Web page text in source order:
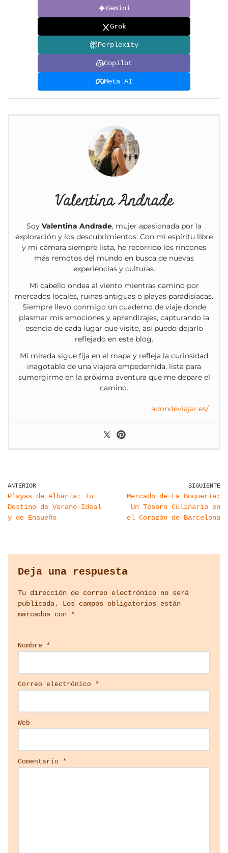
Gemini
Grok
Perplexity
Copilot
Meta AI
Valentina Andrade
Soy Valentina Andrade, mujer apasionada por la
exploración y los descubrimientos. Con mi espíritu libre
y mi cámara siempre lista, he recorrido los rincones
más remotos del mundo en busca de nuevas
experiencias y culturas.
Mi cabello ondea al viento mientras camino por
mercados locales, ruinas antiguas o playas paradisíacas.
Siempre llevo conmigo un cuaderno de viaje donde
plasmar mis emociones y aprendizajes, capturando la
esencia de cada lugar que visito, así puedo dejarlo
reflejado en este blog.
Mi mirada sigue fija en el mapa y refleja la curiosidad
inagotable de una viajera empedernida, lista para
sumergirme en la próxima aventura que me depare el
camino.
adondeviajar.es/
ANTERIOR
Playas de Albania: Tu
Destino de Verano Ideal
y de Ensueño
SIGUIENTE
Mercado de La Boquería:
Un Tesoro Culinario en
el Corazón de Barcelona
Deja una respuesta
Tu dirección de correo electrónico no será
publicada.
Los campos obligatorios están
marcados con *
Nombre *
Correo electrónico *
Web
Comentario *